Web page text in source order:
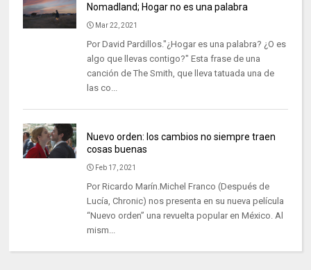
Nomadland; Hogar no es una palabra
Mar 22, 2021
Por David Pardillos."¿Hogar es una palabra? ¿O es
algo que llevas contigo?" Esta frase de una
canción de The Smith, que lleva tatuada una de
las co...
Nuevo orden: los cambios no siempre traen
cosas buenas
Feb 17, 2021
Por Ricardo Marín.Michel Franco (Después de
Lucía, Chronic) nos presenta en su nueva película
“Nuevo orden” una revuelta popular en México. Al
mism...